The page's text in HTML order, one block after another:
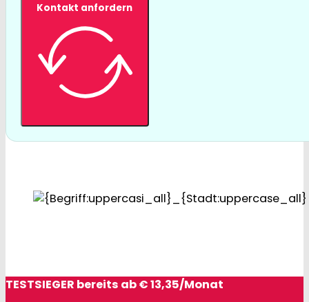
Kontakt anfordern
TESTSIEGER bereits ab € 13,35/Monat